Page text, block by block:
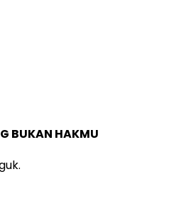
BUKAN HAKMU